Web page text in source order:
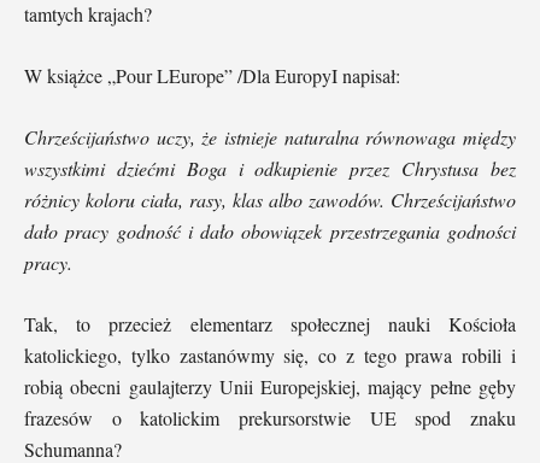
tamtych krajach?
W książce „Pour LEurope” /Dla EuropyI napisał:
Chrześcijaństwo uczy, że istnieje naturalna równowaga między
wszystkimi dziećmi Boga i odkupienie przez Chrystusa bez
różnicy koloru ciała, rasy, klas albo zawodów. Chrześcijaństwo
dało pracy godność i dało obowiązek przestrzegania godności
pracy.
Tak, to przecież elementarz społecznej nauki Kościoła
katolickiego, tylko zastanówmy się, co z tego prawa robili i
robią obecni gaulajterzy Unii Europejskiej, mający pełne gęby
frazesów o katolickim prekursorstwie UE spod znaku
Schumanna?